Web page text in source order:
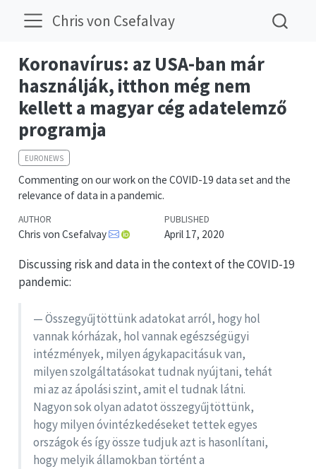
Chris von Csefalvay
Koronavírus: az USA-ban már
használják, itthon még nem
kellett a magyar cég adatelemző
programja
EURONEWS
Commenting on our work on the COVID-19 data set and the
relevance of data in a pandemic.
AUTHOR
Chris von Csefalvay
PUBLISHED
April 17, 2020
Discussing risk and data in the context of the COVID-19
pandemic:
— Összegyűjtöttünk adatokat arról, hogy hol
vannak kórházak, hol vannak egészségügyi
intézmények, milyen ágykapacitásuk van,
milyen szolgáltatásokat tudnak nyújtani, tehát
mi az az ápolási szint, amit el tudnak látni.
Nagyon sok olyan adatot összegyűjtöttünk,
hogy milyen óvintézkedéseket tettek egyes
országok és így össze tudjuk azt is hasonlítani,
hogy melyik államokban történt a